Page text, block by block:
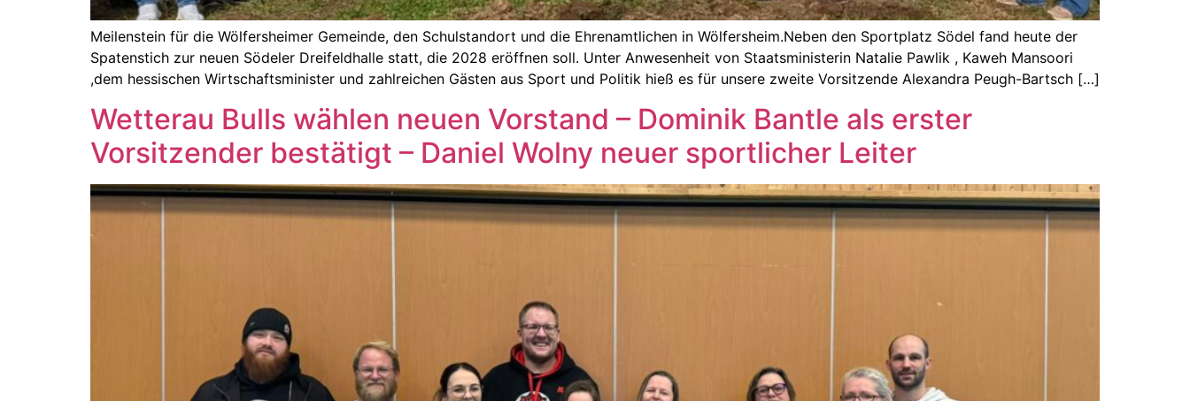
Meilenstein für die Wölfersheimer Gemeinde, den Schulstandort und die Ehrenamtlichen in Wölfersheim.Neben den Sportplatz Södel fand heute der
Spatenstich zur neuen Södeler Dreifeldhalle statt, die 2028 eröffnen soll. Unter Anwesenheit von Staatsministerin Natalie Pawlik , Kaweh Mansoori
,dem hessischen Wirtschaftsminister und zahlreichen Gästen aus Sport und Politik hieß es für unsere zweite Vorsitzende Alexandra Peugh-Bartsch […]
Wetterau Bulls wählen neuen Vorstand – Dominik Bantle als erster
Vorsitzender bestätigt – Daniel Wolny neuer sportlicher Leiter